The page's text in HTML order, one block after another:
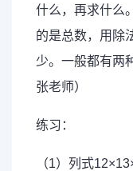
什么，再求什么
的是总数，用除
少。一般都有两
张老师）
练习：
（1）列式